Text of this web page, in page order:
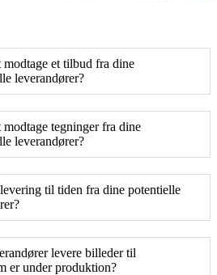
et tilbud fra dine
leverandører?
tegninger fra dine
leverandører?
til tiden fra dine potentielle
levere billeder til
er under produktion?